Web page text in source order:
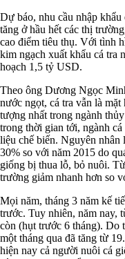
Dự báo, nhu cầu nhập
tăng ở hầu hết các thị
cao điểm tiêu thụ. Với tình
kim ngạch xuất khẩu cá tra
hoạch 1,5 tỷ USD.
Theo ông Dương Ngọc
nước ngọt, cá tra vẫn là
tượng nhất trong ngành
trong thời gian tới, ngành
liệu chế biến. Nguyên nhân
30% so với năm 2015 do
giống bị thua lỗ, bỏ nuôi.
trường giảm nhanh hơn so
Mọi năm, tháng 3 năm kế
trước. Tuy nhiên, năm nay,
còn (hụt trước 6 tháng). Do
một tháng qua đã tăng từ
hiện nay cả người nuôi cá